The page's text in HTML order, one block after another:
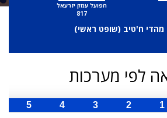
הפועל עמק יזרעאל
817
מהדי ח'טיב (שופט ראשי)
לפי מערכות
1
2
3
4
5